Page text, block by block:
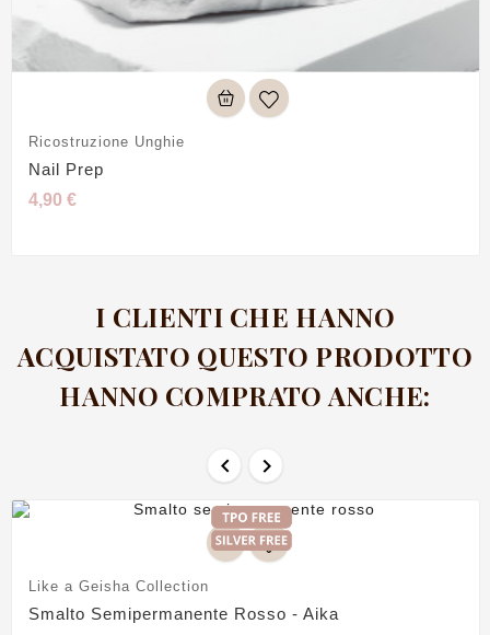
Ricostruzione Unghie
Nail Prep
4,90 €
I CLIENTI CHE HANNO
ACQUISTATO QUESTO PRODOTTO
HANNO COMPRATO ANCHE:
 
Like a Geisha Collection
Smalto Semipermanente Rosso - Aika